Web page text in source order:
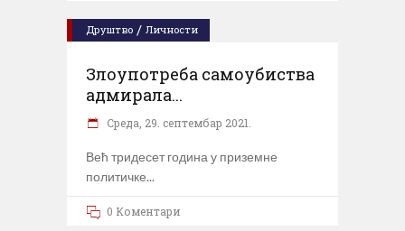
Друштво / Личности
Злоупотреба самоубиства
адмирала...
Cреда, 29. септембар 2021.
Већ тридесет година у приземне
политичке
0 Коментари